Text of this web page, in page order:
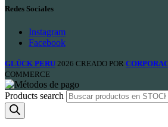
Redes Sociales
Instagram
Facebook
GLÜCK PERU 2026 CREADO POR
COMMERCE
Products search